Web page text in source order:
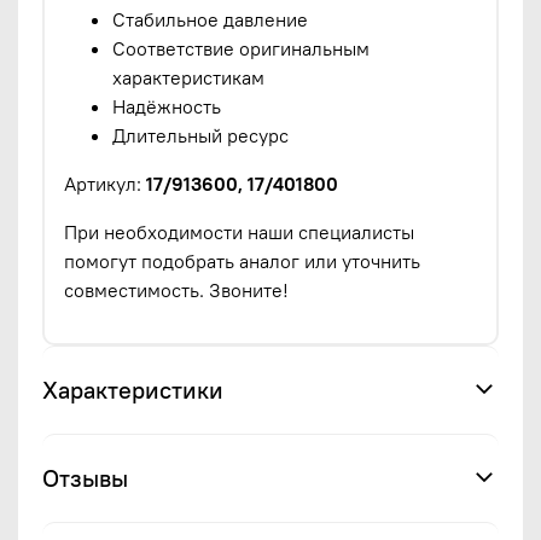
Стабильное давление
Соответствие оригинальным
характеристикам
Надёжность
Длительный ресурс
Артикул: 17/913600, 17/401800
При необходимости наши специалисты
помогут подобрать аналог или уточнить
совместимость. Звоните!
Характеристики
Отзывы